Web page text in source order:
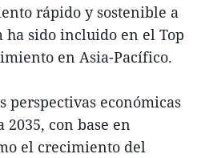
rápido y sostenible a
sido incluido en el Top
en Asia-Pacífico.
económicas
2035, con base en
el crecimiento del